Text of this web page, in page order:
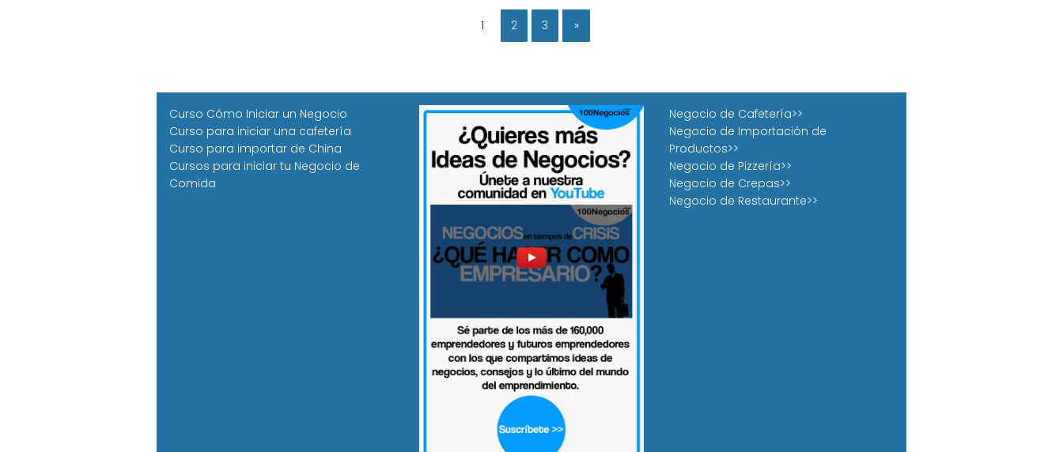
1 2 3 »
Curso Cómo Iniciar un Negocio
Curso para iniciar una cafetería
Curso para importar de China
Cursos para iniciar tu Negocio de
Comida
Negocio de Cafetería>>
Negocio de Importación de
Productos>>
Negocio de Pizzería>>
Negocio de Crepas>>
Negocio de Restaurante>>